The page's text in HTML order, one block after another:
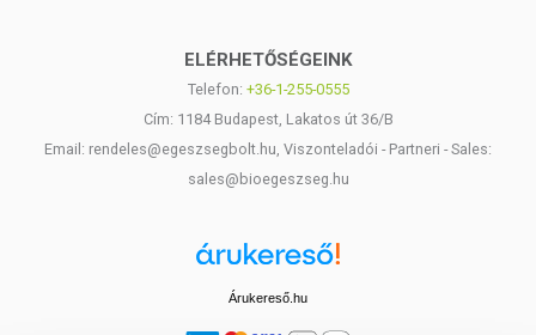
ELÉRHETŐSÉGEINK
Telefon: +36-1-255-0555
Cím: 1184 Budapest, Lakatos út 36/B
Email: rendeles@egeszsegbolt.hu, Viszonteladói - Partneri - Sales:
sales@bioegeszseg.hu
Árukereső.hu